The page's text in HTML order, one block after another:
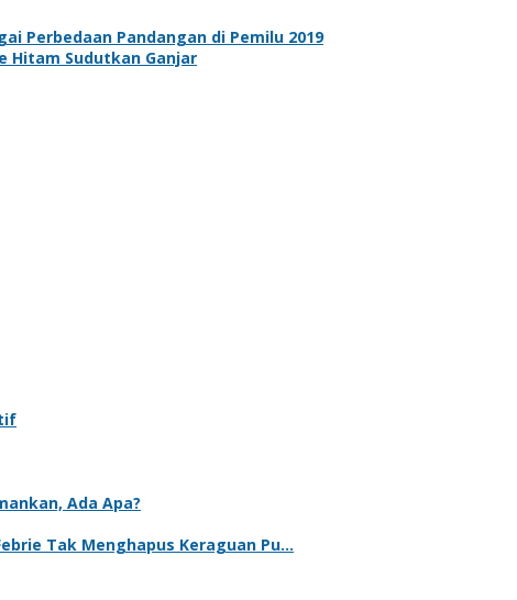
Perbedaan Pandangan di Pemilu 2019
Hitam Sudutkan Ganjar
Ada Apa?
Tak Menghapus Keraguan Pu…